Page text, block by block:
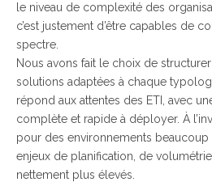
le niveau de complexité des
c’est justement d’être capables de
spectre.
Nous avons fait le choix de
solutions adaptées à chaque
répond aux attentes des ETI, avec
complète et rapide à déployer. À
pour des environnements
enjeux de planification, de
nettement plus élevés.